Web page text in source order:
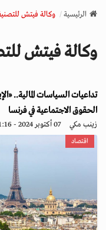
v
a
o
n
الرئيسية وكالة فيتش
وكالة فيتش
تداعيات السياسات المالية..
الحقوق الاجتماعية في فرنسا
زينب مكي 07 أكتوبر 2024 - 21:16
اقتصاد